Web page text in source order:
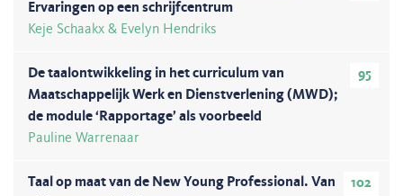
Ervaringen op een schrijfcentrum
Keje Schaakx & Evelyn Hendriks
95
De taalontwikkeling in het curriculum van
Maatschappelijk Werk en Dienstverlening (MWD);
de module ‘Rapportage’ als voorbeeld
Pauline Warrenaar
102
Taal op maat van de New Young Professional. Van